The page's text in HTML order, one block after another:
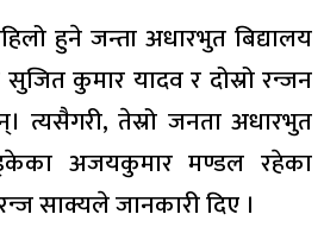
हुने जन्ता अधारभुत बिद्यालय
सुजित कुमार यादव र दोस्रो रन्जन
त्यसैगरी, तेस्रो जनता अधारभुत
अजयकुमार मण्डल रहेका
साक्यले जानकारी दिए ।